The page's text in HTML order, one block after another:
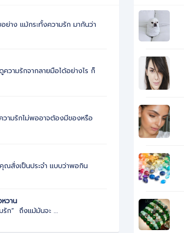
ย่าง แม้กระทั้งความรัก มากันว่า
ความรักจากลายมือได้อย่างไร ก็
ความรักไม่พออาจต้องมีของหรือ
ณสั่งเป็นประจำ แบบว่าพอกิน
วาน
รัก” ถึงแม้มันจะ ...